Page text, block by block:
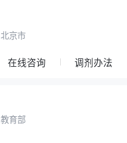
北京市
在线咨询 调剂办法
教育部